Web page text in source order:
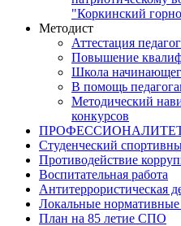
"Коркинский
Методист
Аттестация
Повышение
Школа
В помощь
Методический
конкурсов
ПРОФЕССИОНАЛИТЕТ |
Студенческий
Противодействие
Воспитательная работа
Антитеррористическая
Локальные
План на 85 летие СПО